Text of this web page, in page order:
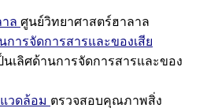
ล ศูนย์วิทยาศาสตร์ฮาลาล
การจัดการสารและของเสีย
นเลิศด้านการจัดการสารและของ
วดล้อม ตรวจสอบคุณภาพสิ่ง